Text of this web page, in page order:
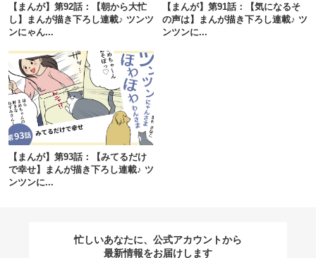
【まんが】第92話：【朝から大忙
し】まんが描き下ろし連載♪ ツンツ
ンにゃん...
【まんが】第91話：【気になるそ
の声は】まんが描き下ろし連載♪ ツ
ンツンに...
【まんが】第93話：【みてるだけ
で幸せ】まんが描き下ろし連載♪ ツ
ンツンに...
忙しいあなたに、公式アカウントから
最新情報をお届けします
pecodogs
いぬ部をフォロー
アプリをダウンロードする